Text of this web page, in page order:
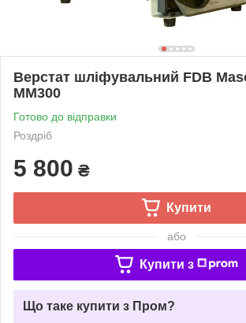
Верстат шліфувальний FDB
MM300
Готово до відправки
Роздріб
5 800 ₴
Купити
або
Купити з
Що таке купити з Пром?